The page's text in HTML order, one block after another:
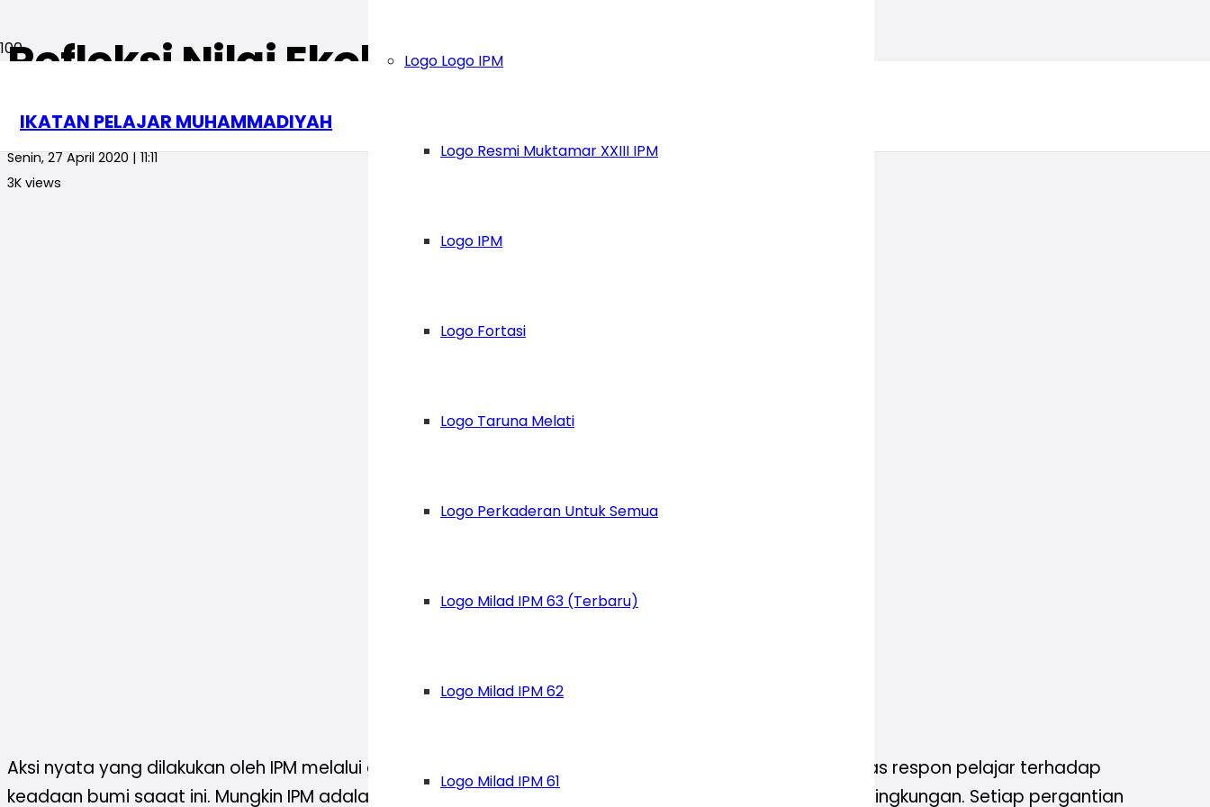
IKATAN PELAJAR MUHAMMADIYAH
Logo Logo IPM
Logo Resmi Muktamar XXIII IPM
Logo IPM
Logo Fortasi
Logo Taruna Melati
Logo Perkaderan Untuk Semua
Logo Milad IPM 63 (Terbaru)
Logo Milad IPM 62
Logo Milad IPM 61
Refleksi Nilai Ekologi IPM
redaksi
Senin, 27 April 2020 | 11:11
3K views
Aksi nyata yang dilakukan oleh IPM melalui gerakan lingkungan hidup merupakan perwujudan nyata atas respon pelajar terhadap
keadaan bumi saaat ini. Mungkin IPM adalah satu-satunya organisasi pelajar yang fokus terhadap isu lingkungan. Setiap pergantian